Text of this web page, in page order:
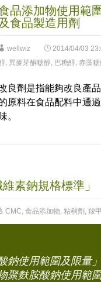
品添加物使用範
及食品製造用劑
wellwiz 2014/04/03
, 異麥芽酮糖醇, 巴糖醇, 赤藻糖
良劑是指能夠改良產
原料在食品配料中通
。
素鈉規格標準」
CMC, 食品添加物, 粘稠劑 , 羧
鈉使用範圍及限量
聚麩胺酸鈉使用範